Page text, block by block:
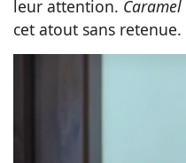
leur attention. Caramel
cet atout sans retenue.